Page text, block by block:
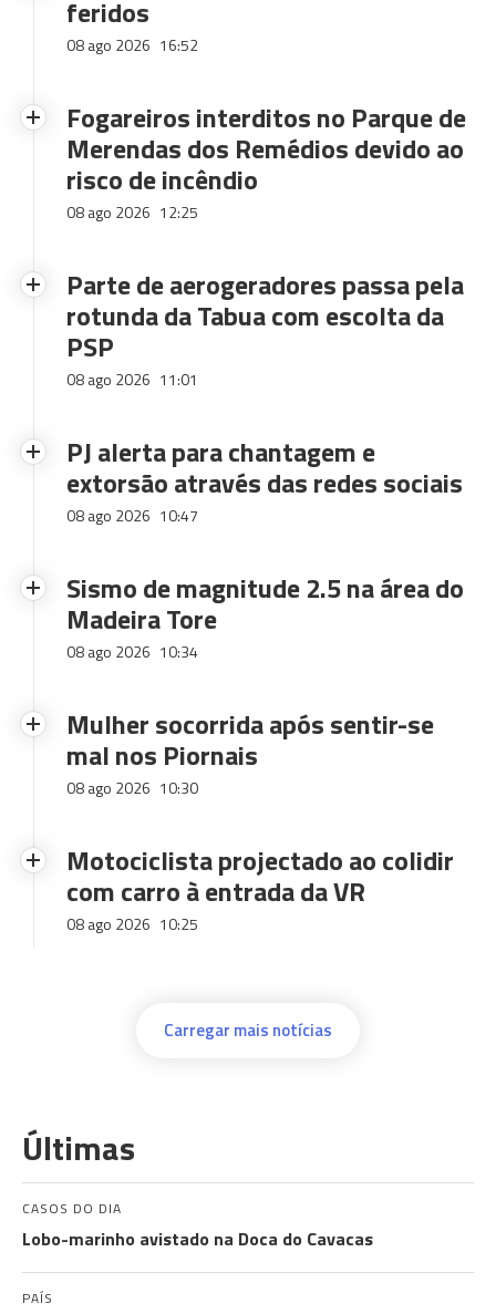
feridos
08 ago 2026 16:52
Fogareiros interditos no Parque de
Merendas dos Remédios devido ao
risco de incêndio
08 ago 2026 12:25
Parte de aerogeradores passa pela
rotunda da Tabua com escolta da
PSP
08 ago 2026 11:01
PJ alerta para chantagem e
extorsão através das redes sociais
08 ago 2026 10:47
Sismo de magnitude 2.5 na área do
Madeira Tore
08 ago 2026 10:34
Mulher socorrida após sentir-se
mal nos Piornais
08 ago 2026 10:30
Motociclista projectado ao colidir
com carro à entrada da VR
08 ago 2026 10:25
Carregar mais notícias
Últimas
CASOS DO DIA
Lobo-marinho avistado na Doca do Cavacas
PAÍS